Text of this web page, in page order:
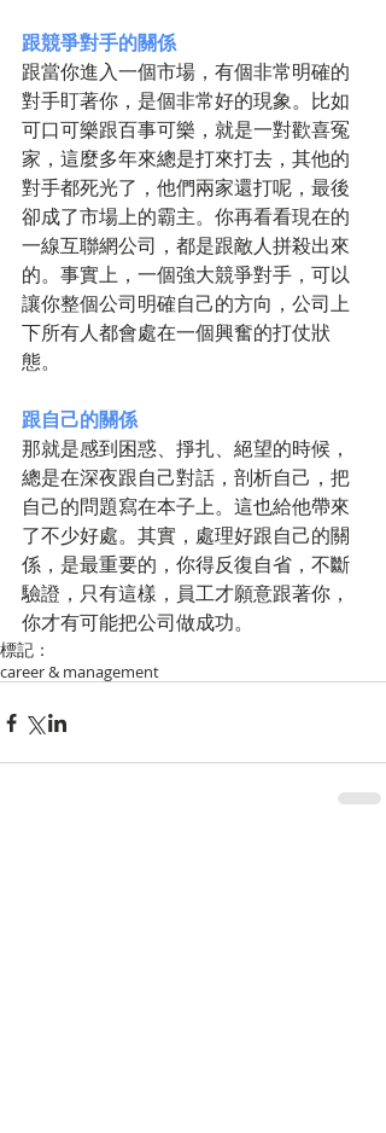
跟競爭對手的關係
跟當你進入一個市場，有個非常明確的
對手盯著你，是個非常好的現象。比如
可口可樂跟百事可樂，就是一對歡喜冤
家，這麼多年來總是打來打去，其他的
對手都死光了，他們兩家還打呢，最後
卻成了市場上的霸主。你再看看現在的
一線互聯網公司，都是跟敵人拼殺出來
的。事實上，一個強大競爭對手，可以
讓你整個公司明確自己的方向，公司上
下所有人都會處在一個興奮的打仗狀
態。
跟自己的關係
那就是感到困惑、掙扎、絕望的時候，
總是在深夜跟自己對話，剖析自己，把
自己的問題寫在本子上。這也給他帶來
了不少好處。其實，處理好跟自己的關
係，是最重要的，你得反復自省，不斷
驗證，只有這樣，員工才願意跟著你，
你才有可能把公司做成功。
標記：
career & management